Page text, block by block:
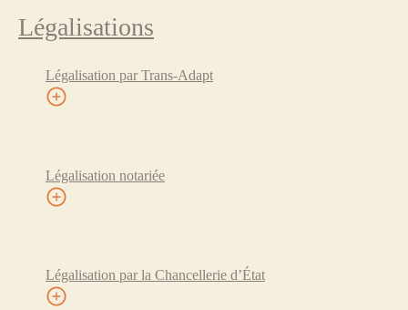
Légalisations
Légalisation par Trans-Adapt
Légalisation notariée
Légalisation par la Chancellerie d’État